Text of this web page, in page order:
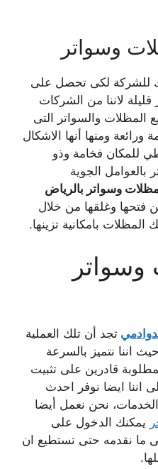
وسواتر
للشركة لكى تحصل على
لاننا من الشركات
المظلات والسواتر التى
ورائعة ومنها أنها الاشكال
للمكان فخامة وذو
بالعوامل الجوية
وسواتر بالرياض
فتحها وغلقها من خلال
المظلات بامكانية تزينها.
تجد أن تلك العملية
اننا نتميز بالسرعة
قادرين على تثبيت
اننا ايضا نوفر احدث
نحن نعمل أيضا
يمكنك الدخول على
ما نقدمه حتى تستطيع ان